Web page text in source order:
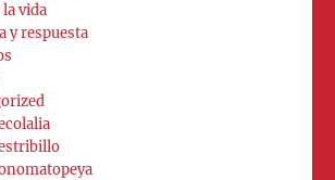
vida
y respuesta